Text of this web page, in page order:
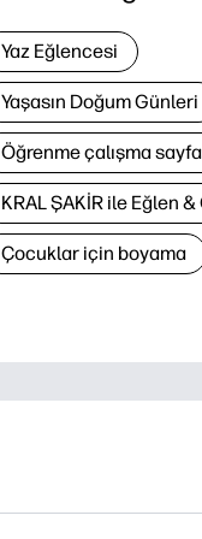
Yaz Eğlencesi
Yaşasın Doğum Günleri
Öğrenme çalışma
KRAL ŞAKİR ile Eğlen &
Çocuklar için boyama